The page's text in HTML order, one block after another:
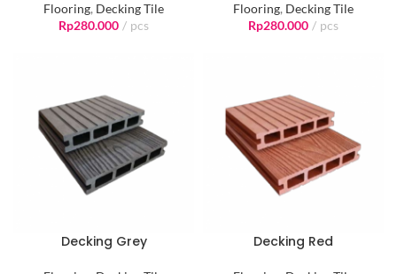
Flooring, Decking Tile
Rp280.000 pcs
Flooring, Decking Tile
Rp280.000 pcs
Decking Grey Decking Red